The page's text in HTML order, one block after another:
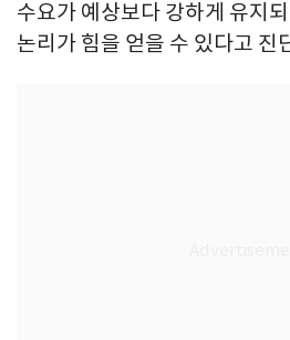
수요가 예상보다 강하게 유지
논리가 힘을 얻을 수 있다고 진